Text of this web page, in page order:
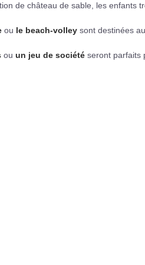
de château de sable, les enfants
ou le beach-volley sont destinées
ou un jeu de société seront parfaits